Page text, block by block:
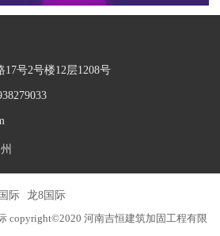
号2号楼12层1208号
际
龙8国际
copyright©2020 河南吉恒建筑加固工程有限